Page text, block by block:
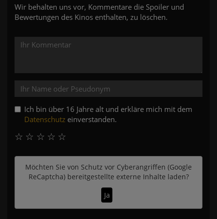
Wir behalten uns vor, Kommentare die Spoiler und
Bewertungen des Kinos enthalten, zu löschen.
Ich bin über 16 Jahre alt und erkläre mich mit dem
Datenschutz einverstanden.
☆
☆
☆
☆
☆
Möchten Sie von Schutz vor Cyberangriffen (Google
ReCaptcha)bereitgestellte externe Inhalte laden?
Ja